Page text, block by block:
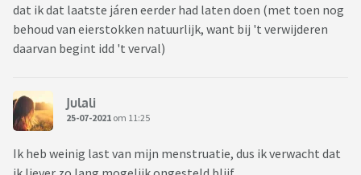
dat ik dat laatste járen eerder had laten doen (met toen nog
behoud van eierstokken natuurlijk, want bij 't verwijderen
daarvan begint idd 't verval)
Julali
25-07-2021 om 11:25
Ik heb weinig last van mijn menstruatie, dus ik verwacht dat